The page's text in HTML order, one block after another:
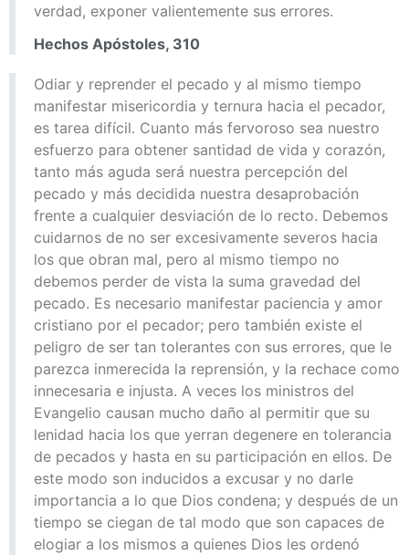
verdad, exponer valientemente sus errores.
Hechos Apóstoles, 310
Odiar y reprender el pecado y al mismo tiempo
manifestar misericordia y ternura hacia el pecador,
es tarea difícil. Cuanto más fervoroso sea nuestro
esfuerzo para obtener santidad de vida y corazón,
tanto más aguda será nuestra percepción del
pecado y más decidida nuestra desaprobación
frente a cualquier desviación de lo recto. Debemos
cuidarnos de no ser excesivamente severos hacia
los que obran mal, pero al mismo tiempo no
debemos perder de vista la suma gravedad del
pecado. Es necesario manifestar paciencia y amor
cristiano por el pecador; pero también existe el
peligro de ser tan tolerantes con sus errores, que le
parezca inmerecida la reprensión, y la rechace como
innecesaria e injusta. A veces los ministros del
Evangelio causan mucho daño al permitir que su
lenidad hacia los que yerran degenere en tolerancia
de pecados y hasta en su participación en ellos. De
este modo son inducidos a excusar y no darle
importancia a lo que Dios condena; y después de un
tiempo se ciegan de tal modo que son capaces de
elogiar a los mismos a quienes Dios les ordenó